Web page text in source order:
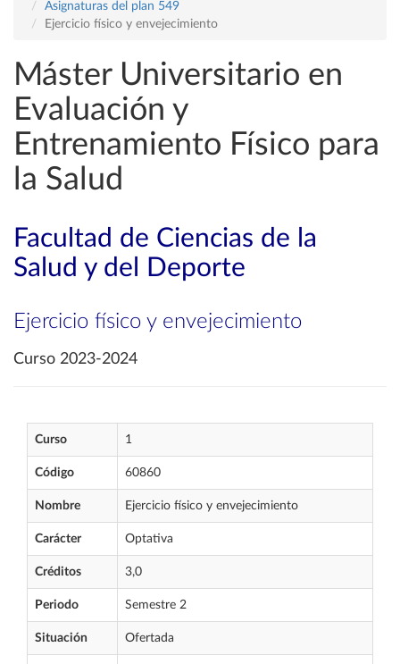
Asignaturas del plan 549
Ejercicio físico y envejecimiento
Máster Universitario en
Evaluación y
Entrenamiento Físico para
la Salud
Facultad de Ciencias de la
Salud y del Deporte
Ejercicio físico y envejecimiento
Curso 2023-2024
Curso 1
Código 60860
Nombre Ejercicio físico y envejecimiento
Carácter Optativa
Créditos 3,0
Periodo Semestre 2
Situación Ofertada